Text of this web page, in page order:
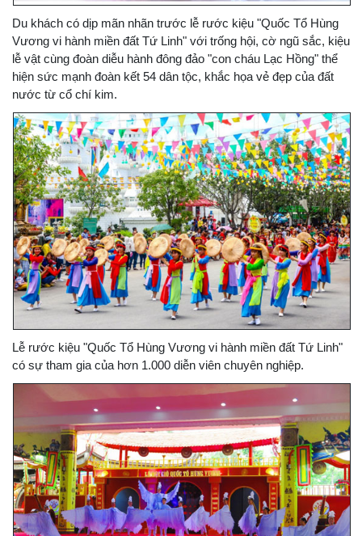
Du khách có dịp mãn nhãn trước lễ rước kiệu "Quốc Tổ Hùng
Vương vi hành miền đất Tứ Linh" với trống hội, cờ ngũ sắc, kiệu
lễ vật cùng đoàn diễu hành đông đảo "con cháu Lạc Hồng" thể
hiện sức mạnh đoàn kết 54 dân tộc, khắc họa vẻ đẹp của đất
nước từ cổ chí kim.
Lễ rước kiệu "Quốc Tổ Hùng Vương vi hành miền đất Tứ Linh"
có sự tham gia của hơn 1.000 diễn viên chuyên nghiệp.